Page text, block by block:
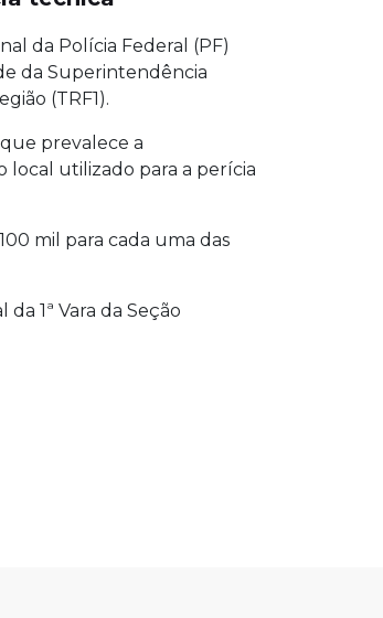
da Polícia Federal (PF)
da Superintendência
(TRF1).
prevalece a
utilizado para a perícia
mil para cada uma das
1ª Vara da Seção